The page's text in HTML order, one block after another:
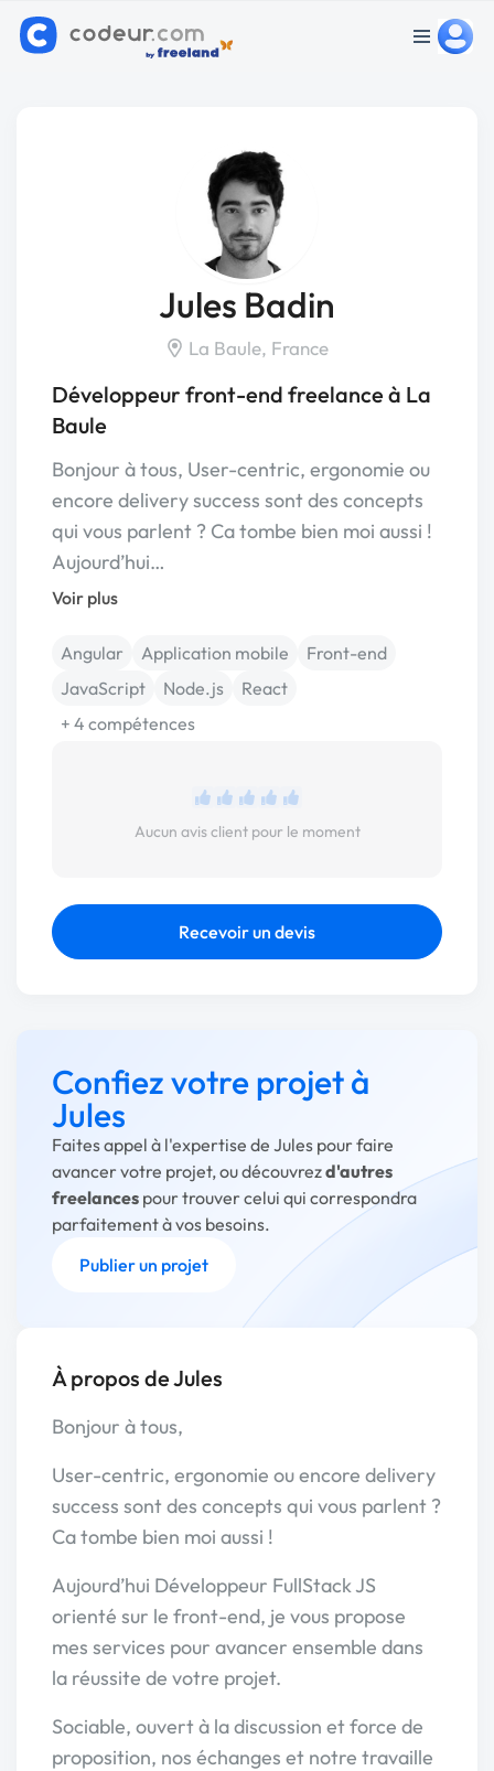
Jules Badin
La Baule, France
Développeur front-end freelance à La
Baule
Bonjour à tous, User-centric, ergonomie ou
encore delivery success sont des concepts
qui vous parlent ? Ca tombe bien moi aussi !
Aujourd’hui…
Voir plus
Angular Application mobile
Front-end
JavaScript
Node.js
React
+ 4 compétences
Aucun avis client pour le moment
Recevoir un devis
Confiez votre projet à
Jules
Faites appel à l'expertise de Jules pour faire
avancer votre projet, ou découvrezd'autres
freelances pour trouver celui qui correspondra
parfaitement à vos besoins.
Publier un projet
À propos de Jules
Bonjour à tous,
User-centric, ergonomie ou encore delivery
success sont des concepts qui vous parlent ?
Ca tombe bien moi aussi !
Aujourd’hui Développeur FullStack JS
orienté sur le front-end, je vous propose
mes services pour avancer ensemble dans
la réussite de votre projet.
Sociable, ouvert à la discussion et force de
proposition, nos échanges et notre travaille